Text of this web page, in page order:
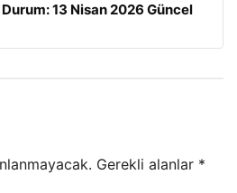
13 Nisan 2026 Güncel
Gerekli alanlar *